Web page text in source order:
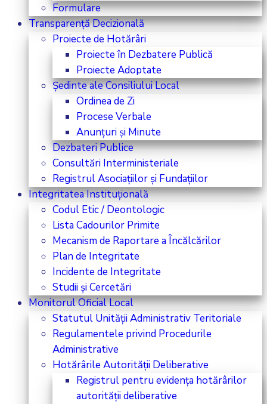
Formulare
Transparență Decizională
Proiecte de Hotărâri
Proiecte în Dezbatere Publică
Proiecte Adoptate
Ședinte ale Consiliului Local
Ordinea de Zi
Procese Verbale
Anunțuri și Minute
Dezbateri Publice
Consultări Interministeriale
Registrul Asociațiilor și Fundațiilor
Integritatea Instituțională
Codul Etic / Deontologic
Lista Cadourilor Primite
Mecanism de Raportare a Încălcărilor
Plan de Integritate
Incidente de Integritate
Studii și Cercetări
Monitorul Oficial Local
Statutul Unității Administrativ Teritoriale
Regulamentele privind Procedurile
Administrative
Hotărârile Autorității Deliberative
Registrul pentru evidența hotărârilor
autorității deliberative